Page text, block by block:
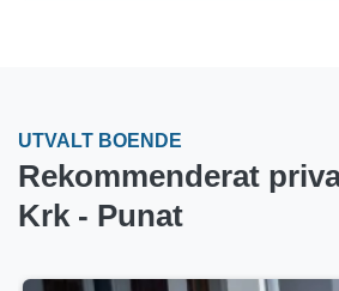
UTVALT BOENDE
Rekommenderat
Krk - Punat